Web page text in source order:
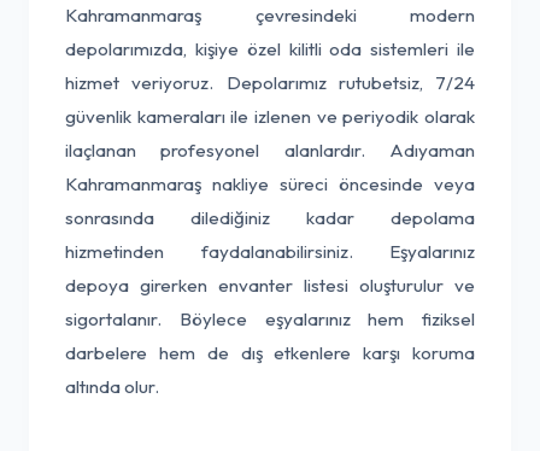
Kahramanmaraş çevresindeki modern
depolarımızda, kişiye özel kilitli oda sistemleri ile
hizmet veriyoruz. Depolarımız rutubetsiz, 7/24
güvenlik kameraları ile izlenen ve periyodik olarak
ilaçlanan profesyonel alanlardır. Adıyaman
Kahramanmaraş nakliye süreci öncesinde veya
sonrasında dilediğiniz kadar depolama
hizmetinden faydalanabilirsiniz. Eşyalarınız
depoya girerken envanter listesi oluşturulur ve
sigortalanır. Böylece eşyalarınız hem fiziksel
darbelere hem de dış etkenlere karşı koruma
altında olur.